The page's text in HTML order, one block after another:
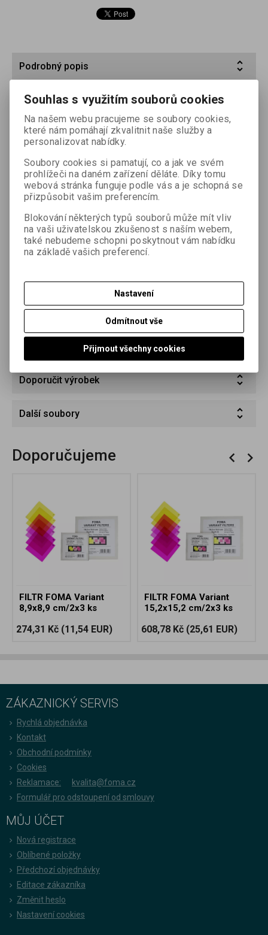
Podrobný popis
FOMATONE MG Classic je fotografický papír s proměnnou
gradací, pracující v teplém tónu, vhodný zejména pro portrétní
fotografii a práce ve stylu retro. Jeho gradace se mění při
expozici pomocí barevných filtrů v širokém rozmezí od extra
měkké až po ultra tvrdou. Je vyroben s použitím speciální
chlorobromostříbrné emulze, která dává vyvolanému
stříbrnému obrazu hnědozelený až teple hnědý tón, který lze
dále ovlivnit typem vývojky. Podložka, na které se materiál
vyrábí, je zbarvena v souladu s tónem vyvolaného stříbra, což
krémových až po sytě hnědozelené, hnědočerné popř.
oranžovočerné apod. FOMATONE MG Classic má nižší
citlivost, proto je vhodný především ke kontaktním pracím, lze
jej však použít i jako zvětšovací papír. FOMATONE MG CLassic
pololesklý (131) a polomatný (132).
Parametry
Dotaz na výrobek
Doporučit výrobek
Další soubory
Doporučujeme
FILTR FOMA Variant
8,9x8,9 cm/2x3 ks
274,31 Kč (11,54 EUR)
FILTR FOMA Variant
15,2x15,2 cm/2x3 ks
608,78 Kč (25,61 EUR)
ZÁKAZNICKÝ SERVIS
Rychlá objednávka
Kontakt
Obchodní podmínky
Cookies
Reklamace:
kvalita@foma.cz
Formulář pro odstoupení od smlouvy
MŮJ ÚČET
Nová registrace
Oblíbené položky
Předchozí objednávky
Editace zákazníka
Změnit heslo
Nastavení cookies
Souhlas s využitím souborů cookies
Na našem webu pracujeme se soubory cookies,
které nám pomáhají zkvalitnit naše služby a
personalizovat nabídky.
Soubory cookies si pamatují, co a jak ve svém
prohlížeči na daném zařízení děláte. Díky tomu
webová stránka funguje podle vás a je schopná se
přizpůsobit vašim preferencím.
Blokování některých typů souborů může mít vliv
na vaši uživatelskou zkušenost s naším webem,
také nebudeme schopni poskytnout vám nabídku
na základě vašich preferencí.
Nastavení
Odmítnout vše
Přijmout všechny cookies